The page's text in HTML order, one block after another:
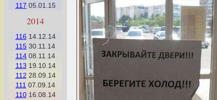
117 05.01.15
2014
116 14.12.14
115 30.11.14
114 08.11.14
113 19.10.14
112 28.09.14
111 07.09.14
11016.08.14